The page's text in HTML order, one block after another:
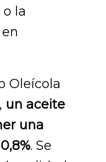
la
Oleícola
un aceite
una
. Se